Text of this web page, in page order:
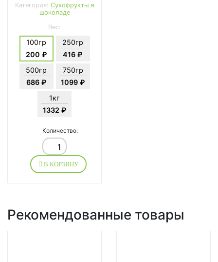
Категория: Сухофрукты в
шоколаде
Вес:
100гр
200 ₽
250гр
416 ₽
500гр
686 ₽
750гр
1099 ₽
1кг
1332 ₽
Количество:
В КОРЗИНУ
Рекомендованные товары